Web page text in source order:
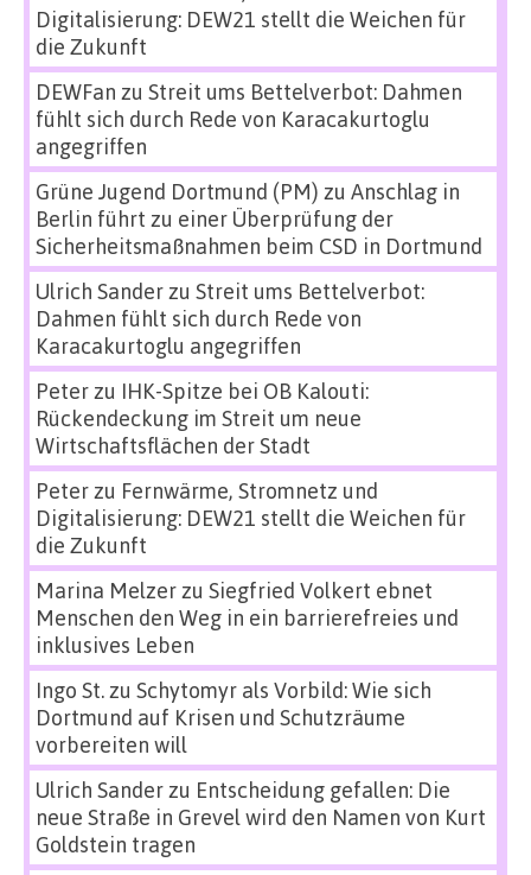
Digitalisierung: DEW21 stellt die Weichen für
die Zukunft
DEWFan zu Streit ums Bettelverbot: Dahmen
fühlt sich durch Rede von Karacakurtoglu
angegriffen
Grüne Jugend Dortmund (PM) zu Anschlag in
Berlin führt zu einer Überprüfung der
Sicherheitsmaßnahmen beim CSD in Dortmund
Ulrich Sanderzu Streit ums Bettelverbot:
Dahmen fühlt sich durch Rede von
Karacakurtoglu angegriffen
Peterzu IHK-Spitze bei OB Kalouti:
Rückendeckung im Streit um neue
Wirtschaftsflächen der Stadt
Peterzu Fernwärme, Stromnetz und
Digitalisierung: DEW21 stellt die Weichen für
die Zukunft
Marina Melzerzu Siegfried Volkert ebnet
Menschen den Weg in ein barrierefreies und
inklusives Leben
Ingo St.zu Schytomyr als Vorbild: Wie sich
Dortmund auf Krisen und Schutzräume
vorbereiten will
Ulrich Sanderzu Entscheidung gefallen: Die
neue Straße in Grevel wird den Namen von Kurt
Goldstein tragen